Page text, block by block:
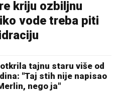
kriju ozbiljnu
vode treba piti
tajnu staru više od
"Taj stih nije napisao
nego ja"